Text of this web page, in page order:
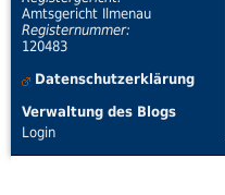
Amtsgericht Ilmenau
Registernummer:
120483
Datenschutzerklärung
Verwaltung des Blogs
Login